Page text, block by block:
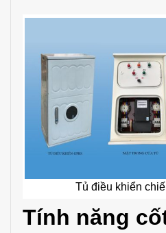
Tủ điều khiển
Tính năng